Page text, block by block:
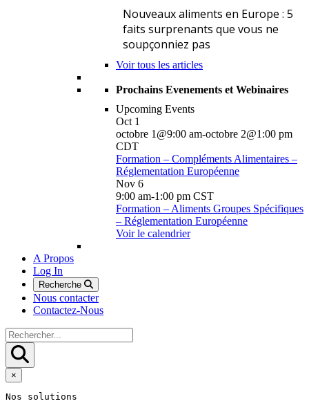
Nouveaux aliments en Europe : 5
faits surprenants que vous ne
soupçonniez pas
Voir tous les articles
Prochains Evenements et Webinaires
Upcoming Events
Oct 1
octobre 1@9:00 am-octobre 2@1:00 pm
CDT
Formation – Compléments Alimentaires –
Réglementation Européenne
Nov 6
9:00 am-1:00 pm CST
Formation – Aliments Groupes Spécifiques
– Réglementation Européenne
Voir le calendrier
A Propos
Log In
Recherche
Nous contacter
Contactez-Nous
×
Nos solutions